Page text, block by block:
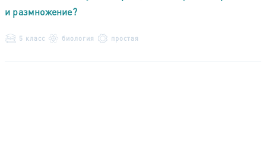
и размножение?
5 класс биология простая